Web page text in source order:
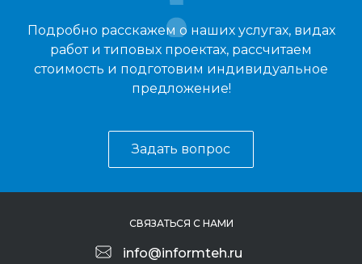
Подробно расскажем о наших услугах, видах
работ и типовых проектах, рассчитаем
стоимость и подготовим индивидуальное
предложение!
Задать вопрос
СВЯЗАТЬСЯ С НАМИ
info@informteh.ru